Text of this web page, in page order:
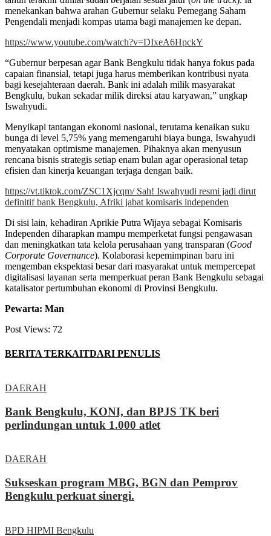
menekankan bahwa arahan Gubernur selaku Pemegang Saham
Pengendali menjadi kompas utama bagi manajemen ke depan.
https://www.youtube.com/watch?v=DIxeA6HpckY
“Gubernur berpesan agar Bank Bengkulu tidak hanya fokus pada
capaian finansial, tetapi juga harus memberikan kontribusi nyata
bagi kesejahteraan daerah. Bank ini adalah milik masyarakat
Bengkulu, bukan sekadar milik direksi atau karyawan,” ungkap
Iswahyudi.
Menyikapi tantangan ekonomi nasional, terutama kenaikan suku
bunga di level 5,75% yang memengaruhi biaya bunga, Iswahyudi
menyatakan optimisme manajemen. Pihaknya akan menyusun
rencana bisnis strategis setiap enam bulan agar operasional tetap
efisien dan kinerja keuangan terjaga dengan baik.
https://vt.tiktok.com/ZSC1Xjcqm/ Sah! Iswahyudi resmi jadi dirut
definitif bank Bengkulu, Afriki jabat komisaris independen
Di sisi lain, kehadiran Aprikie Putra Wijaya sebagai Komisaris
Independen diharapkan mampu memperketat fungsi pengawasan
dan meningkatkan tata kelola perusahaan yang transparan (Good
Corporate Governance). Kolaborasi kepemimpinan baru ini
mengemban ekspektasi besar dari masyarakat untuk mempercepat
digitalisasi layanan serta memperkuat peran Bank Bengkulu sebagai
katalisator pertumbuhan ekonomi di Provinsi Bengkulu.
Pewarta: Man
Post Views: 72
BERITA TERKAITDARI PENULIS
DAERAH
Bank Bengkulu, KONI, dan BPJS TK beri
perlindungan untuk 1.000 atlet
DAERAH
Sukseskan program MBG, BGN dan Pemprov
Bengkulu perkuat sinergi.
BPD HIPMI Bengkulu